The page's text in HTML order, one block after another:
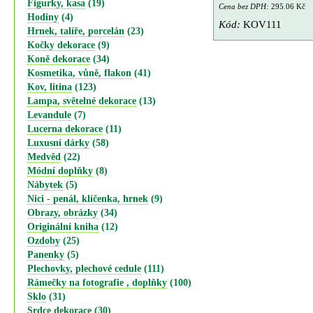
Figurky, kasa (19)
Hodiny (4)
Hrnek, talíře, porcelán (23)
Kočky dekorace (9)
Koně dekorace (34)
Kosmetika, vůně, flakon (41)
Kov, litina (123)
Lampa, světelné dekorace (13)
Levandule (7)
Lucerna dekorace (11)
Luxusní dárky (58)
Medvěd (22)
Módní doplňky (8)
Nábytek (5)
Nici - penál, klíčenka, hrnek (9)
Obrazy, obrázky (34)
Originální kniha (12)
Ozdoby (25)
Panenky (5)
Plechovky, plechové cedule (111)
Rámečky na fotografie , doplňky (100)
Sklo (31)
Srdce dekorace (30)
Cena bez DPH: 295.06 Kč
Kód: KOV111